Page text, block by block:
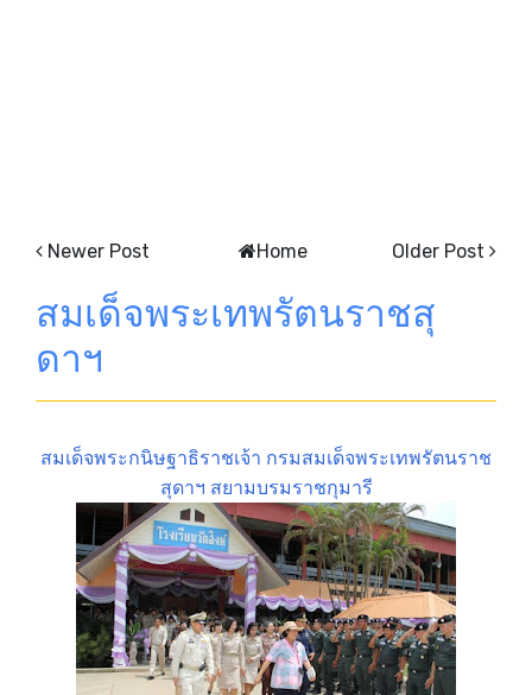
Newer Post Older Post
Home
สมเด็จพระเทพรัตนราชสุ
ดาฯ
สมเด็จพระกนิษฐาธิราชเจ้า กรมสมเด็จพระเทพรัตนราช
สุดาฯ สยามบรมราชกุมารี